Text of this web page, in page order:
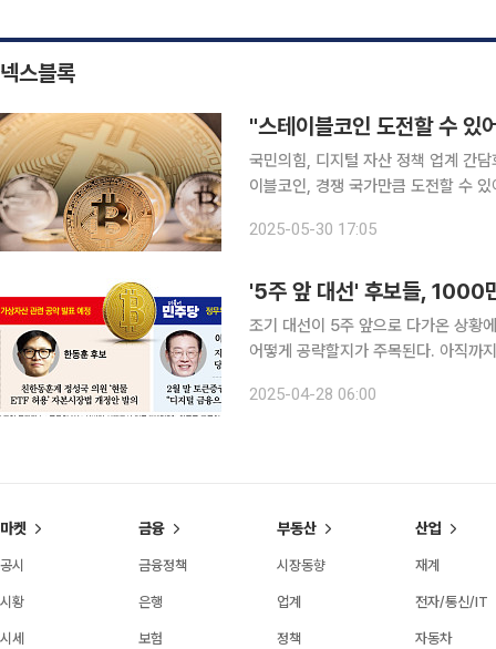
넥스블록
"스테이블코인 도전할 수 있
국민의힘, 디지털 자산 정책 업계 간
이블코인, 경쟁 국가만큼 도전할 수 있어야 디지털 자산 육성법을 도입해 대한민국의 디
의힘 의원은 국회 본청에서 개최된 ‘
2025-05-30 17:05
조기 대선이 5주 앞으로 다가온 상황
어떻게 공략할지가 주목된다. 아직까
양새다. 27일 가상자산 업계에 따
2025-04-28 06:00
마켓
공시
시황
시세
금융
금융정책
은행
보험
부동산
시장동향
업계
정책
산업
재계
전자/통신/IT
자동차